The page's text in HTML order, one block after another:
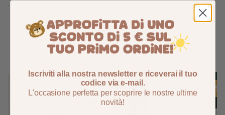
Potrebbe anche piacerti
Aggiungi ai preferiti
Rimuovi dai preferiti
-30,99% -20,98%
Iscriviti alla nostra newsletter e riceverai il tuo
codice via e-mail.
L'occasione perfetta per scoprire le nostre ultime
novità!